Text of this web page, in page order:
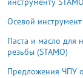
Осевой инструмент
Паста и масло для
резьбы (STAMO)
Предложения ЧПУ